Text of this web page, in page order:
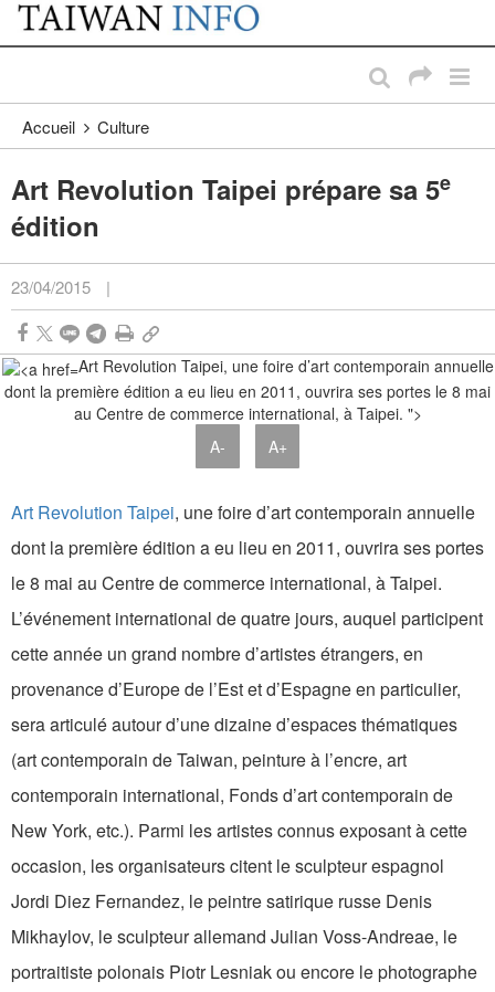
Passer au contenu principal
:::
Accueil Culture
Art Revolution Taipei prépare sa 5e
édition
23/04/2015 |
Art Revolution Taipei, une foire d’art contemporain annuelle
dont la première édition a eu lieu en 2011, ouvrira ses portes le 8 mai
au Centre de commerce international, à Taipei. ">
A-
A+
Art Revolution Taipei, une foire d’art contemporain annuelle
dont la première édition a eu lieu en 2011, ouvrira ses portes
le 8 mai au Centre de commerce international, à Taipei.
L’événement international de quatre jours, auquel participent
cette année un grand nombre d’artistes étrangers, en
provenance d’Europe de l’Est et d’Espagne en particulier,
sera articulé autour d’une dizaine d’espaces thématiques
(art contemporain de Taiwan, peinture à l’encre, art
contemporain international, Fonds d’art contemporain de
New York, etc.). Parmi les artistes connus exposant à cette
occasion, les organisateurs citent le sculpteur espagnol
Jordi Diez Fernandez, le peintre satirique russe Denis
Mikhaylov, le sculpteur allemand Julian Voss-Andreae, le
portraitiste polonais Piotr Lesniak ou encore le photographe